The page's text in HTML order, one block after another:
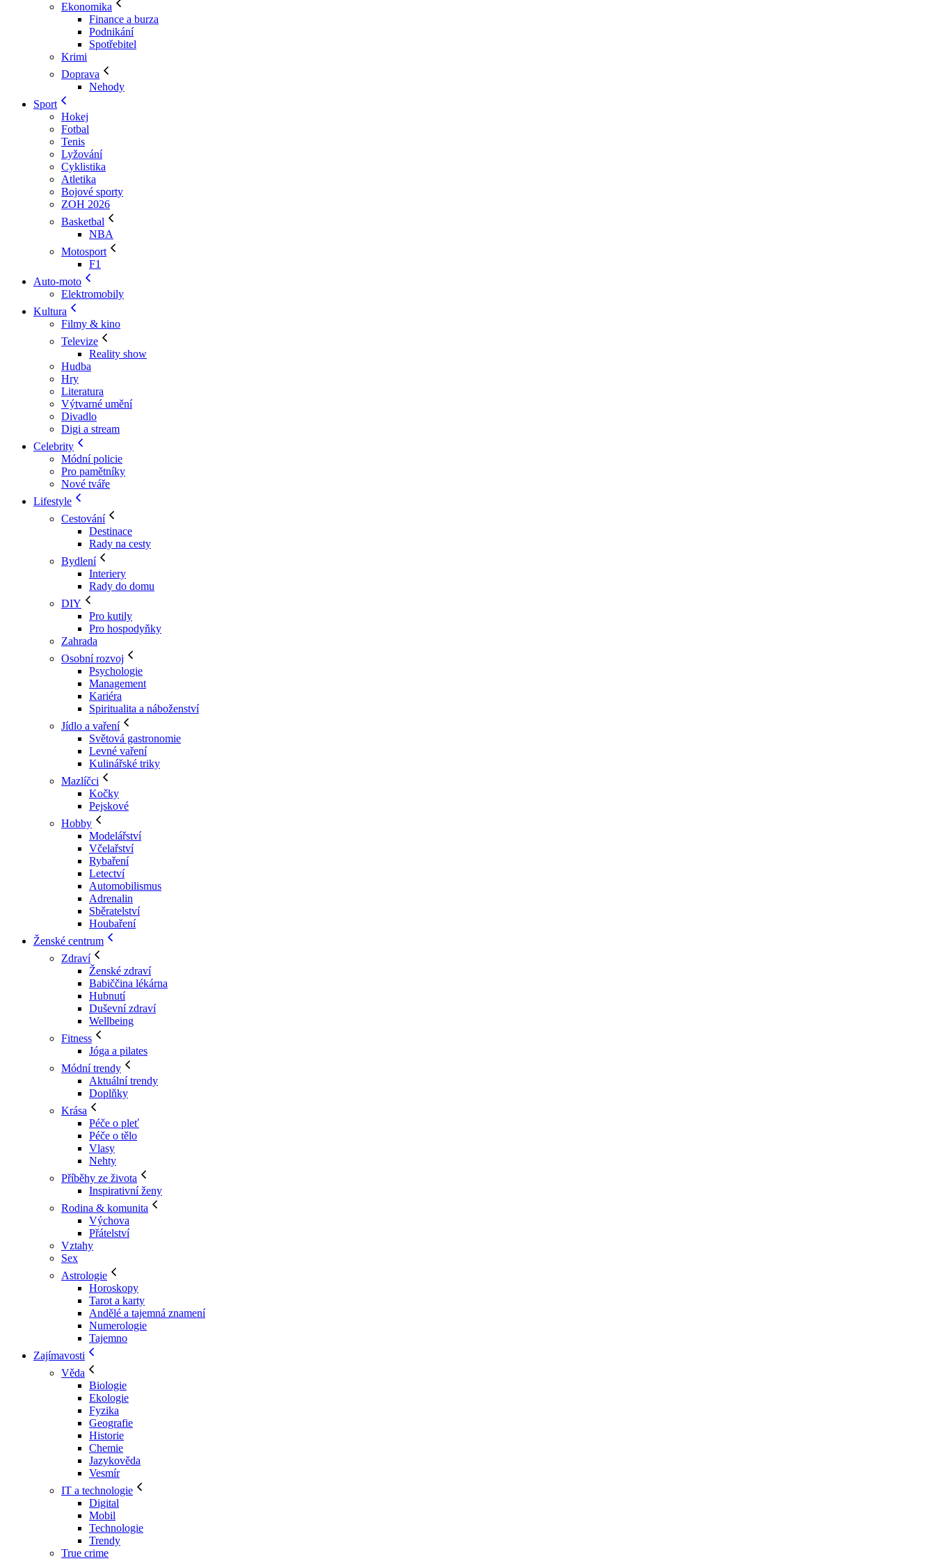
Ekonomika
Finance a burza
Podnikání
Spotřebitel
Krimi
Doprava
Nehody
Sport
Hokej
Fotbal
Tenis
Lyžování
Cyklistika
Atletika
Bojové sporty
ZOH 2026
Basketbal
NBA
Motosport
F1
Auto-moto
Elektromobily
Kultura
Filmy & kino
Televize
Reality show
Hudba
Hry
Literatura
Výtvarné umění
Divadlo
Digi a stream
Celebrity
Módní policie
Pro pamětníky
Nové tváře
Lifestyle
Cestování
Destinace
Rady na cesty
Bydlení
Interiery
Rady do domu
DIY
Pro kutily
Pro hospodyňky
Zahrada
Osobní rozvoj
Psychologie
Management
Kariéra
Spiritualita a náboženství
Jídlo a vaření
Světová gastronomie
Levné vaření
Kulinářské triky
Mazlíčci
Kočky
Pejskové
Hobby
Modelářství
Včelařství
Rybaření
Letectví
Automobilismus
Adrenalin
Sběratelství
Houbaření
Ženské centrum
Zdraví
Ženské zdraví
Babiččina lékárna
Hubnutí
Duševní zdraví
Wellbeing
Fitness
Jóga a pilates
Módní trendy
Aktuální trendy
Doplňky
Krása
Péče o pleť
Péče o tělo
Vlasy
Nehty
Příběhy ze života
Inspirativní ženy
Rodina & komunita
Výchova
Přátelství
Vztahy
Sex
Astrologie
Horoskopy
Tarot a karty
Andělé a tajemná znamení
Numerologie
Tajemno
Zajímavosti
Věda
Biologie
Ekologie
Fyzika
Geografie
Historie
Chemie
Jazykověda
Vesmír
IT a technologie
Digital
Mobil
Technologie
Trendy
True crime